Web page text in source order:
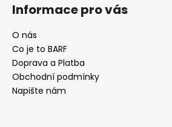
Informace pro vás
O nás
Co je to BARF
Doprava a Platba
Obchodní podmínky
Napište nám